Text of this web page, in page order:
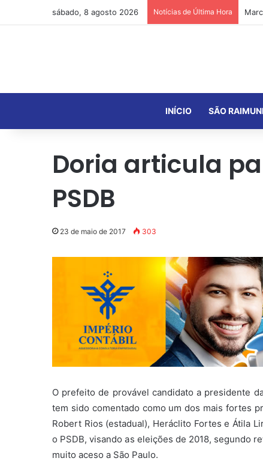
sábado, 8 agosto 2026 Notícias de Última Hora
INÍCIO SÃO
Doria articula
PSDB
23 de maio de 2017 303
O prefeito de provável candidato a presidente
tem sido comentado como um dos mais fortes
Robert Rios (estadual), Heráclito Fortes e Átila
o PSDB, visando as eleições de 2018, segundo
muito aceso a São Paulo.